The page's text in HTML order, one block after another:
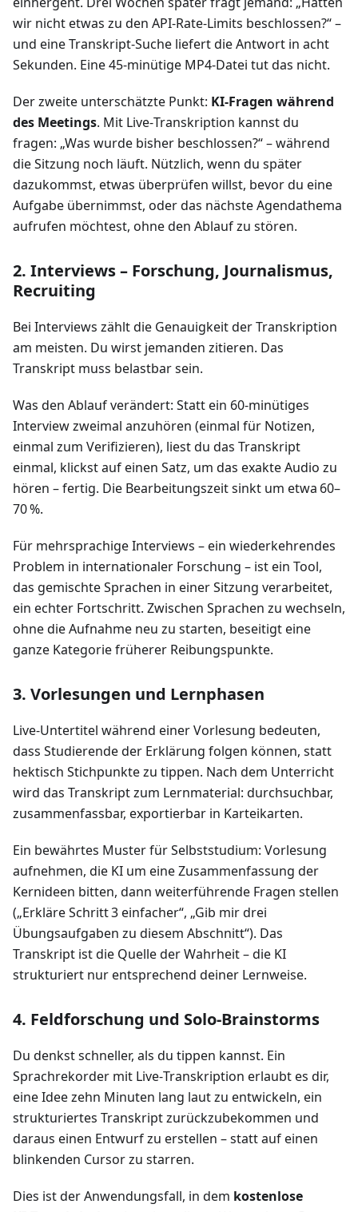
wir nicht etwas zu den API‑Rate‑Limits beschlossen?“ –
und eine Transkript‑Suche liefert die Antwort in acht
Sekunden. Eine 45‑minütige MP4‑Datei tut das nicht.
Der zweite unterschätzte Punkt: KI‑Fragen während
des Meetings. Mit Live‑Transkription kannst du
fragen: „Was wurde bisher beschlossen?“ – während
die Sitzung noch läuft. Nützlich, wenn du später
dazukommst, etwas überprüfen willst, bevor du eine
Aufgabe übernimmst, oder das nächste Agendathema
aufrufen möchtest, ohne den Ablauf zu stören.
2. Interviews – Forschung, Journalismus,
Recruiting
Bei Interviews zählt die Genauigkeit der Transkription
am meisten. Du wirst jemanden zitieren. Das
Transkript muss belastbar sein.
Was den Ablauf verändert: Statt ein 60‑minütiges
Interview zweimal anzuhören (einmal für Notizen,
einmal zum Verifizieren), liest du das Transkript
einmal, klickst auf einen Satz, um das exakte Audio zu
hören – fertig. Die Bearbeitungszeit sinkt um etwa 60–
70 %.
Für mehrsprachige Interviews – ein wiederkehrendes
Problem in internationaler Forschung – ist ein Tool,
das gemischte Sprachen in einer Sitzung verarbeitet,
ein echter Fortschritt. Zwischen Sprachen zu wechseln,
ohne die Aufnahme neu zu starten, beseitigt eine
ganze Kategorie früherer Reibungspunkte.
3. Vorlesungen und Lernphasen
Live‑Untertitel während einer Vorlesung bedeuten,
dass Studierende der Erklärung folgen können, statt
hektisch Stichpunkte zu tippen. Nach dem Unterricht
wird das Transkript zum Lernmaterial: durchsuchbar,
zusammenfassbar, exportierbar in Karteikarten.
Ein bewährtes Muster für Selbststudium: Vorlesung
aufnehmen, die KI um eine Zusammenfassung der
Kernideen bitten, dann weiterführende Fragen stellen
(„Erkläre Schritt 3 einfacher“, „Gib mir drei
Übungsaufgaben zu diesem Abschnitt“). Das
Transkript ist die Quelle der Wahrheit – die KI
strukturiert nur entsprechend deiner Lernweise.
4. Feldforschung und Solo‑Brainstorms
Du denkst schneller, als du tippen kannst. Ein
Sprachrekorder mit Live‑Transkription erlaubt es dir,
eine Idee zehn Minuten lang laut zu entwickeln, ein
strukturiertes Transkript zurückzubekommen und
daraus einen Entwurf zu erstellen – statt auf einen
blinkenden Cursor zu starren.
Dies ist der Anwendungsfall, in dem kostenlose